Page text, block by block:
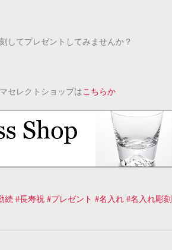
してプレゼントしてみませんか？
セレクトショップはこちらか
続 #長寿祝 #プレゼント #名入れ #名入れ彫刻